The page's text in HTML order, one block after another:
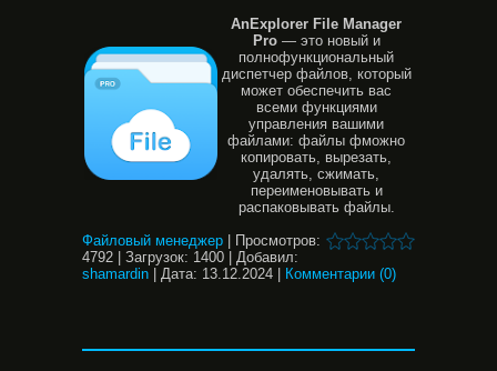
AnExplorer File Manager
Pro— это новый и
полнофункциональный
диспетчер файлов, который
может обеспечить вас
всеми функциями
управления вашими
файлами: файлы фможно
копировать, вырезать,
удалять, сжимать,
переименовывать и
распаковывать файлы.
Файловый менеджер
Просмотров:
4792
Загрузок: 1400
Добавил:
shamardin
Дата: 13.12.2024 Комментарии (0)